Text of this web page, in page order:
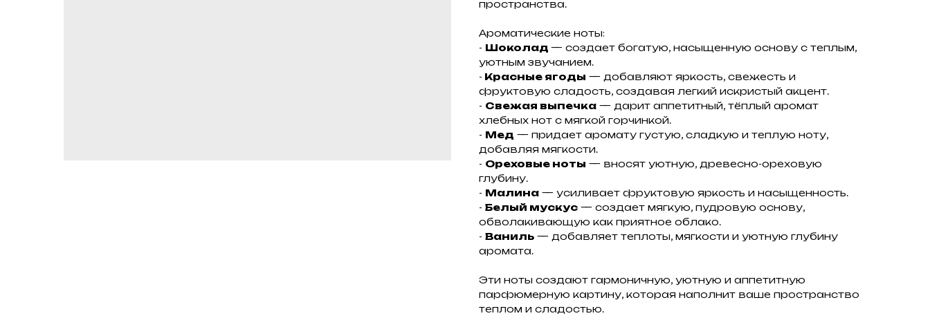
пространства.
Ароматические ноты:
- Шоколад — создает богатую, насыщенную основу с теплым,
уютным звучанием.
- Красные ягоды — добавляют яркость, свежесть и
фруктовую сладость, создавая легкий искристый акцент.
- Свежая выпечка — дарит аппетитный, тёплый аромат
хлебных нот с мягкой горчинкой.
- Мед — придает аромату густую, сладкую и теплую ноту,
добавляя мягкости.
- Ореховые ноты — вносят уютную, древесно-ореховую
глубину.
- Малина — усиливает фруктовую яркость и насыщенность.
- Белый мускус — создает мягкую, пудровую основу,
обволакивающую как приятное облако.
- Ваниль — добавляет теплоты, мягкости и уютную глубину
аромата.
Эти ноты создают гармоничную, уютную и аппетитную
парфюмерную картину, которая наполнит ваше пространство
теплом и сладостью.